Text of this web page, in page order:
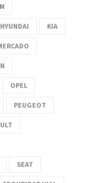
HYUNDAI KIA
OPEL
PEUGEOT
SEAT